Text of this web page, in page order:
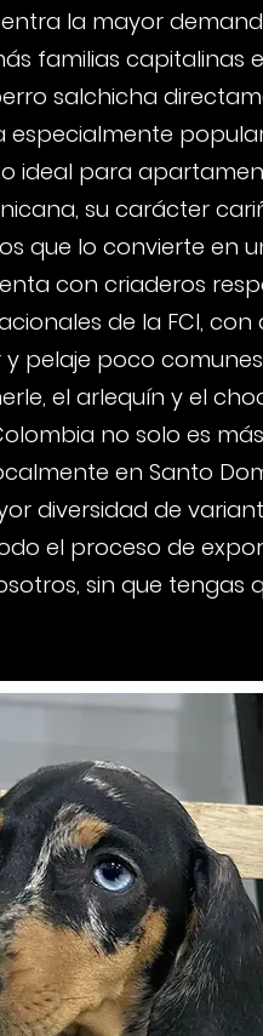
la mayor
familias
salchicha
especialmente
ideal para
su carácter
que lo convierte
con criaderos
de la FCI,
pelaje poco
el arlequín y el
no solo es
en Santo
diversidad de
el proceso de
sin que tengas